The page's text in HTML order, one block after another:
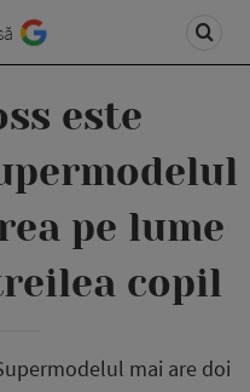
este
pe lume
copil
mai are doi